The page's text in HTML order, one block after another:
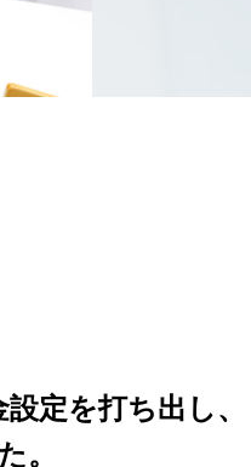
定を打ち出し、
。